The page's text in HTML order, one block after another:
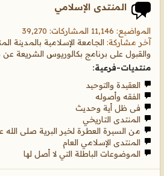
المنتدى الإسلامي
المواضيع: 11,146 المشاركات: 39,270
آخر مشاركة: الجامعة الإسلامية بالمدينة
والقبول على برنامج بكالوريوس الشريعة عن
منتديات-فرعية:
العقيدة والتوحيد
الفقه وأصوله
فى ظل أية وحديث
المنتدى التاريخي
من السيرة العطرة لخير البرية صلى الله
المنتدى الإسلامي العام
الموضوعات الباطلة التي لا أصل لها